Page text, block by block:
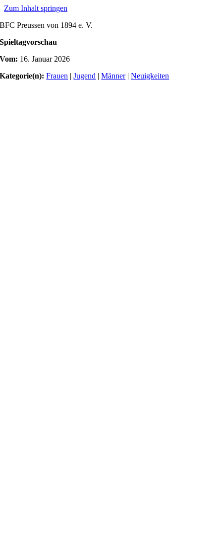
Zum Inhalt springen
BFC Preussen von 1894 e. V.
Spieltagvorschau
Vom: 16. Januar 2026
Kategorie(n):Frauen |Jugend |Männer|Neuigkeiten